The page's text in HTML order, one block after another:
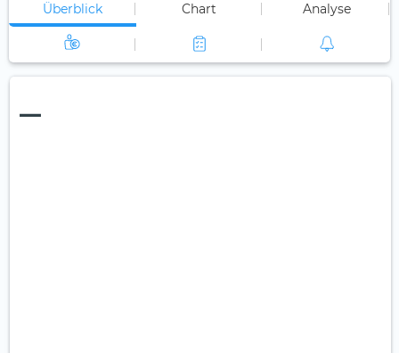
Überblick Chart Analyse
—